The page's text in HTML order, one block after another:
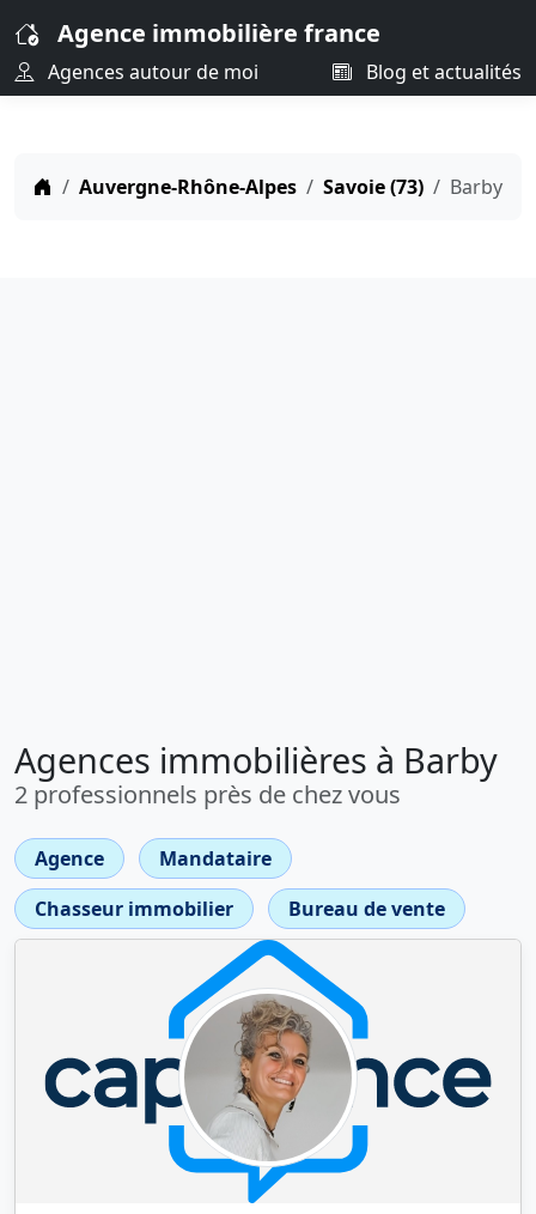
Agence immobilière france
Agences autour de moi Blog et actualités
Auvergne-Rhône-Alpes Savoie (73) Barby
Agences immobilières à Barby
2 professionnels près de chez vous
Agence
Mandataire
Chasseur immobilier
Bureau de vente